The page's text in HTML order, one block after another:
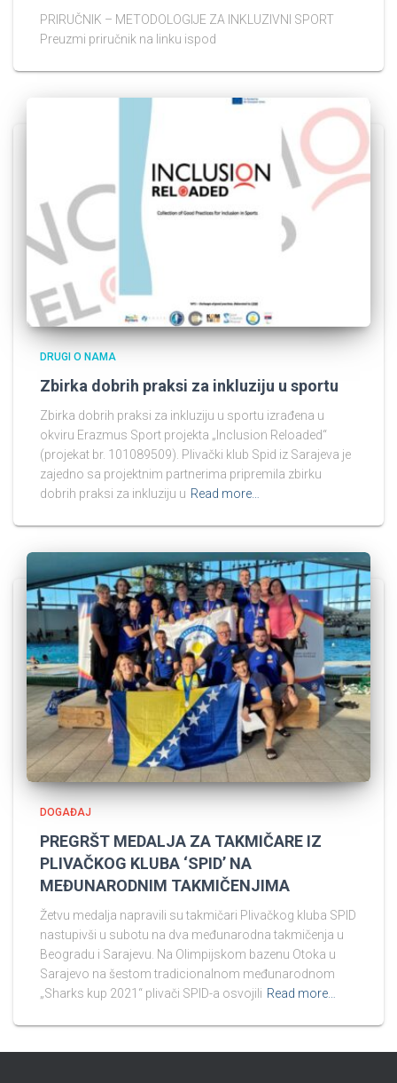
PRIRUČNIK – METODOLOGIJE ZA INKLUZIVNI SPORT
Preuzmi priručnik na linku ispod
DRUGI O NAMA
Zbirka dobrih praksi za inkluziju u sportu
Zbirka dobrih praksi za inkluziju u sportu izrađena u
okviru Erazmus Sport projekta „Inclusion Reloaded“
(projekat br. 101089509). Plivački klub Spid iz Sarajeva je
zajedno sa projektnim partnerima pripremila zbirku
dobrih praksi za inkluziju u Read more…
DOGAĐAJ
PREGRŠT MEDALJA ZA TAKMIČARE IZ
PLIVAČKOG KLUBA ‘SPID’ NA
MEĐUNARODNIM TAKMIČENJIMA
Žetvu medalja napravili su takmičari Plivačkog kluba SPID
nastupivši u subotu na dva međunarodna takmičenja u
Beogradu i Sarajevu. Na Olimpijskom bazenu Otoka u
Sarajevo na šestom tradicionalnom međunarodnom
„Sharks kup 2021“ plivači SPID-a osvojili Read more…